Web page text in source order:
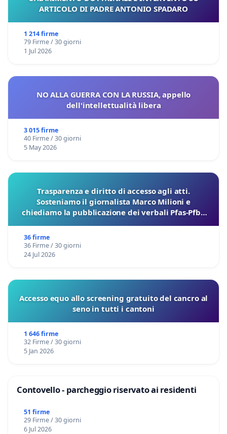
ARTICOLO DI PADRE ANTONIO SPADARO
1 214 firme
79 Firme / 30 giorni
1 Jul 2026
NO ALLA GUERRA CON LA RUSSIA, appello
dell'intellettualità libera
3 015 firme
40 Firme / 30 giorni
5 May 2026
Trasparenza e diritto di accesso agli atti.
Sosteniamo il giornalista Marco Milioni e
chiediamo la pubblicazione dei verbali Pfas-Pfba
36 firme
36 Firme / 30 giorni
24 Jul 2026
Accesso equo allo screening gratuito del cancro al
seno in tutti i cantoni
1 646 firme
32 Firme / 30 giorni
5 Jan 2026
Contovello - parcheggio riservato ai residenti
51 firme
29 Firme / 30 giorni
6 Jul 2026